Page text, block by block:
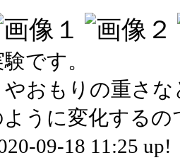
です。
おもりの重さ
うに変化するの
09-18 11:25 up!